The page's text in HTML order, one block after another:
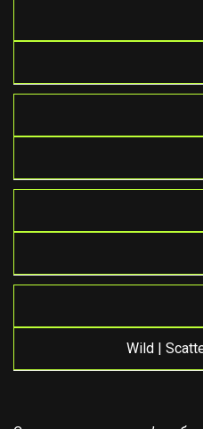
Wild |